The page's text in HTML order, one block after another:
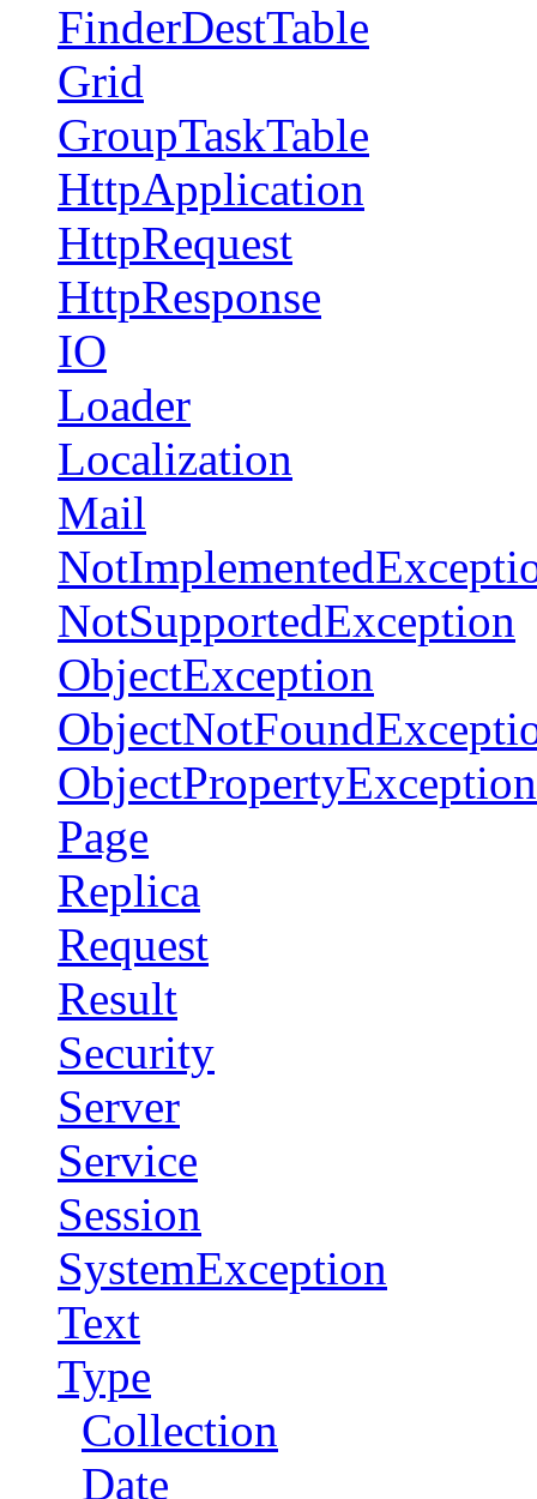
FinderDestTable
Grid
GroupTaskTable
HttpApplication
HttpRequest
HttpResponse
IO
Loader
Localization
Mail
NotSupportedException
ObjectException
ObjectPropertyException
Page
Replica
Request
Result
Security
Server
Service
Session
SystemException
Text
Type
Collection
Date